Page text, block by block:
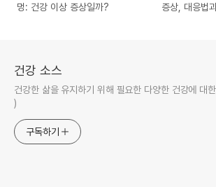
멍: 건강 이상 증상일까?
증상, 대응법
건강 소스
건강한 삶을 유지하기 위해 필요한 다양한 건강에 대
)
구독하기